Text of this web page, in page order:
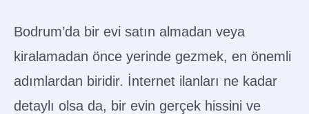
Bodrum’da bir evi satın almadan veya
kiralamadan önce yerinde gezmek, en önemli
adımlardan biridir. İnternet ilanları ne kadar
detaylı olsa da, bir evin gerçek hissini ve
Çevreyi Değerlendirin
EV Bodrum ile Yeni Hayatınıza Adım Atın